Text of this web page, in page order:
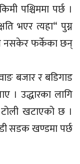
पश्चिममा पर्छ ।
भएर त्यहा“ पुग्न
नसकेर फर्केका छन्
बजार र बडिगाड
। उद्धारका लागि
खटाएको छ ।
सडक खण्डमा पर्छ